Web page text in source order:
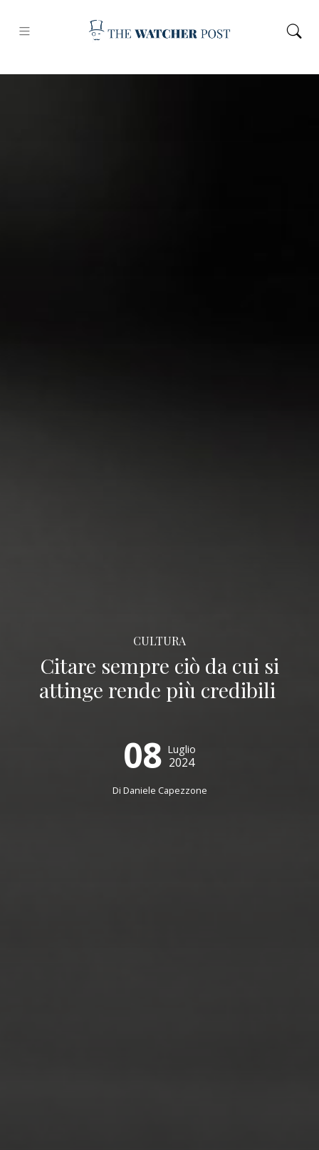
CULTURA
Citare sempre ciò da cui si
attinge rende più credibili
08 Luglio
2024
Di Daniele Capezzone